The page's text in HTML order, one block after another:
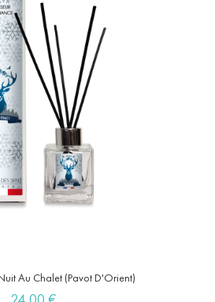
Au Chalet (Pavot D'Orient)
Prix